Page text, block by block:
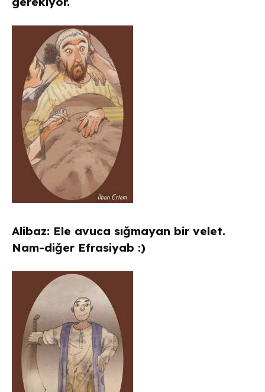
Alibaz: Ele avuca sığmayan bir velet.
Nam-diğer Efrasiyab :)